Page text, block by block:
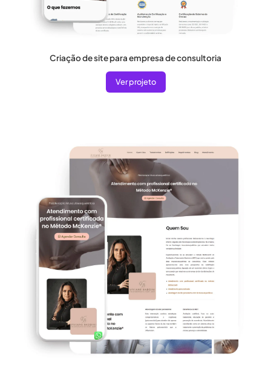
Criação de site para empresa de consultoria
Ver projeto